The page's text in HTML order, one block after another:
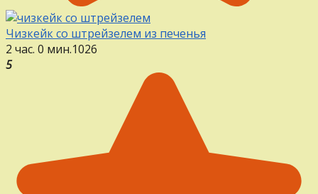
Чизкейк со штрейзелем из печенья
2 час. 0 мин.1026
5